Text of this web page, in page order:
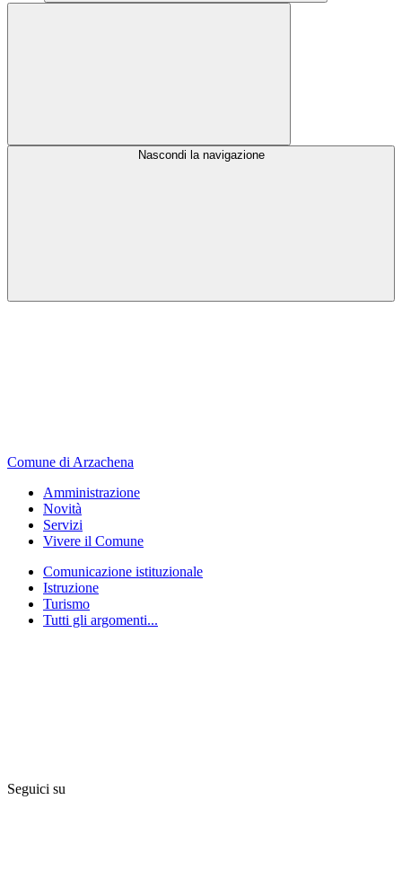
Nascondi la navigazione
Comune di Arzachena
Amministrazione
Novità
Servizi
Vivere il Comune
Comunicazione istituzionale
Istruzione
Turismo
Tutti gli argomenti...
Seguici su